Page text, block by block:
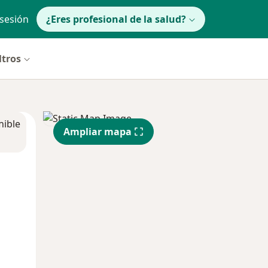
¿Eres profesional de la salud?
Ampliar mapa